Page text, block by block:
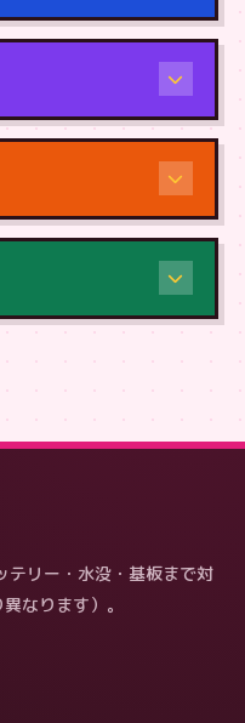
リー・水没・基板まで対
なります）。